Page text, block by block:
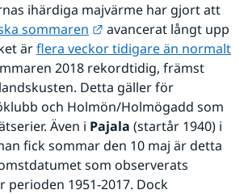
ihärdiga majvärme har gjort att
sommaren Länk till annan
avancerat långt upp
är f​​​​​​​lera veckor tidigare än normalt
2018 rekordtidig, främst
Detta gäller för
och Holmön/Holmögadd som
Även i Pajala (startår 1940) i
fick sommar den 10 maj är detta
som observerats
perioden 1951-2017. Dock